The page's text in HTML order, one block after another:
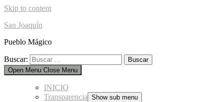
Skip to content
San Joaquín
Pueblo Mágico
Buscar:
Open Menu Close Menu
INICIO
Transparencia Show sub menu